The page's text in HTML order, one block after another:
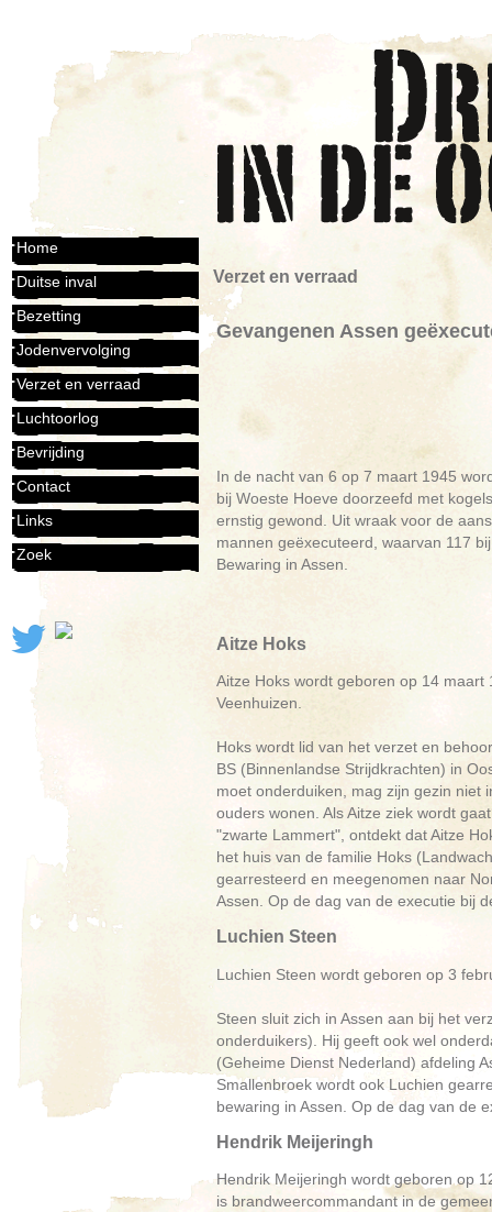
Home
Duitse inval
Bezetting
Jodenvervolging
Verzet en verraad
Luchtoorlog
Bevrijding
Contact
Links
Zoek
Verzet en verraad
Gevangenen Assen
In de nacht van 6 op 7 maart 1945
bij Woeste Hoeve doorzeefd met
ernstig gewond. Uit wraak voor de
mannen geëxecuteerd, waarvan 117
Bewaring in Assen.
Aitze Hoks
Aitze Hoks wordt geboren op 14 maart
Veenhuizen.
Hoks wordt lid van het verzet en
BS (Binnenlandse Strijdkrachten) in
moet onderduiken, mag zijn gezin niet
ouders wonen. Als Aitze ziek wordt
"zwarte Lammert", ontdekt dat Aitze
het huis van de familie Hoks
gearresteerd en meegenomen naar
Assen. Op de dag van de executie bij
Luchien Steen
Luchien Steen wordt geboren op 3
Steen sluit zich in Assen aan bij het
onderduikers). Hij geeft ook wel
(Geheime Dienst Nederland) afdeling
Smallenbroek wordt ook Luchien
bewaring in Assen. Op de dag van de
Hendrik Meijeringh
Hendrik Meijeringh wordt geboren op
is brandweercommandant in de